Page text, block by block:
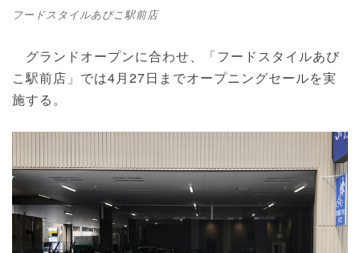
フードスタイルあびこ駅前店
グランドオープンに合わせ、「フードスタイルあび
こ駅前店」では4月27日までオープニングセールを実
施する。